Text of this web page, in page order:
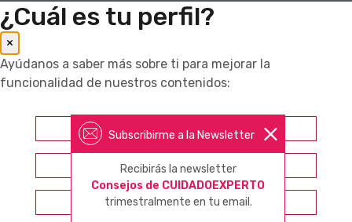
Subscribirme a la Newsletter
Recibirás la newsletter
Consejos de CUIDADOEXPERTO
trimestralmente en tu email.
¿Cuál es tu perfil?
×
Ayúdanos a saber más sobre ti para mejorar la
funcionalidad de nuestros contenidos:
Farmacéutico
Otros profesionales sanitarios
Consumidor